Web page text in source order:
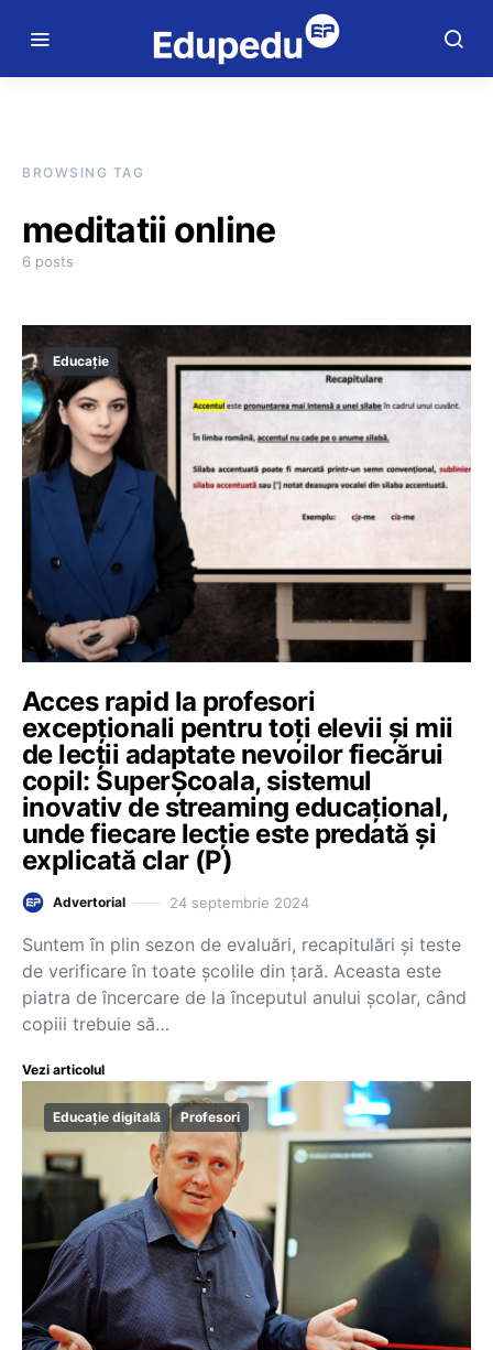
BROWSING TAG
meditatii online
6 posts
Educație
Acces rapid la profesori
excepționali pentru toți elevii și mii
de lecții adaptate nevoilor fiecărui
copil: SuperȘcoala, sistemul
inovativ de streaming educațional,
unde fiecare lecție este predată și
explicată clar (P)
Advertorial 24 septembrie 2024
Suntem în plin sezon de evaluări, recapitulări și teste
de verificare în toate școlile din țară. Aceasta este
piatra de încercare de la începutul anului școlar, când
copiii trebuie să…
Vezi articolul
Educație digitală Profesori